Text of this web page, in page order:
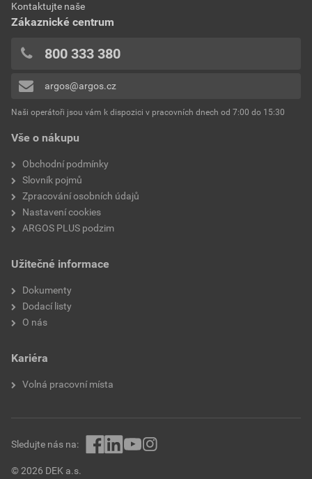
Provedení
Typ
Průhledné
Potisk Žádné
Fluorescenční
Ozubení
S prostorem pro štítky
Vzdálenost týkající se
Přidávat hodnocení může pouze přihlášený uživatel.
Vše o nákupu
Obchodní podmínky
Slovník pojmů
Zpracování osobních údajů
Nastavení cookies
ARGOS PLUS podzim
Užitečné informace
Dokumenty
Dodací listy
O nás
Kariéra
Volná pracovní místa
Kontaktujte naše
Zákaznické centrum
800 333 380
argos@argos.cz
Naši operátoři jsou vám k dispozici v pracovních dnech od 7:00 do 15:30
© 2026 DEK a.s.
Sledujte nás na: